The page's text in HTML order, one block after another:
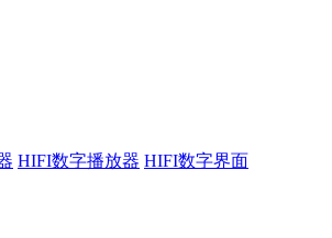
HIFI数字播放器 HIFI数字界面